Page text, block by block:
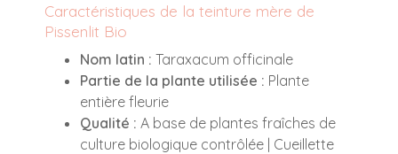
Caractéristiques de la teinture mère de
Pissenlit Bio
Nom latin : Taraxacum officinale
Partie de la plante utilisée : Plante
entière fleurie
Qualité : A base de plantes fraîches de
culture biologique contrôlée | Cueillette